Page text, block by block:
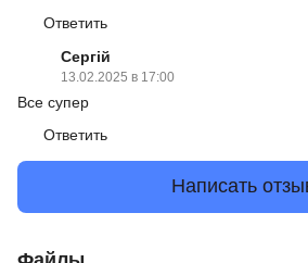
Ответить
Сергій
13.02.2025 в 17:00
Все супер
Ответить
Написать